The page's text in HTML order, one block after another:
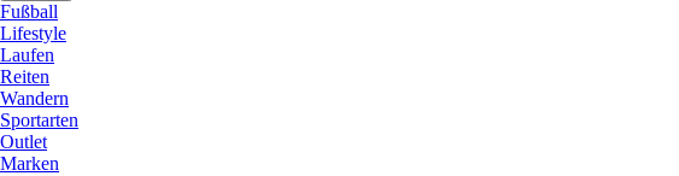
Fußball
Lifestyle
Laufen
Reiten
Wandern
Sportarten
Outlet
Marken